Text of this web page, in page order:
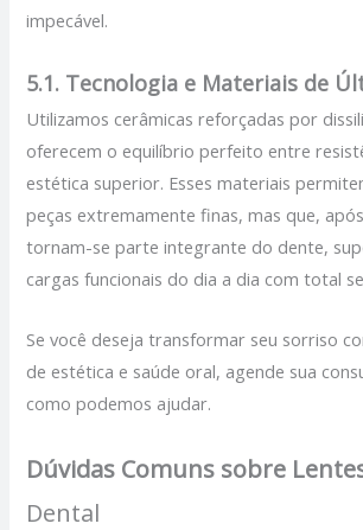
impecável.
5.1. Tecnologia e Materiais de
Utilizamos cerâmicas reforçadas por
oferecem o equilíbrio perfeito entre
estética superior. Esses materiais
peças extremamente finas, mas que,
tornam-se parte integrante do dente,
cargas funcionais do dia a dia com total
Se você deseja transformar seu sorriso
de estética e saúde oral, agende sua
como podemos ajudar.
Dúvidas Comuns sobre
Dental